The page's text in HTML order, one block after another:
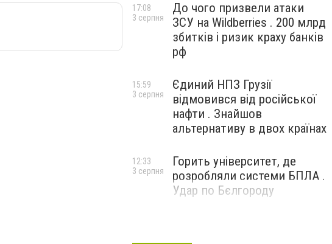
До чого призвели атаки
ЗСУ на Wildberries . 200 млрд
збитків і ризик краху банків
рф
17:08
3 серпня
Єдиний НПЗ Грузії
відмовився від російської
нафти . Знайшов
альтернативу в двох країнах
15:59
3 серпня
Горить університет, де
розробляли системи БПЛА .
Удар по Бєлгороду
12:33
3 серпня